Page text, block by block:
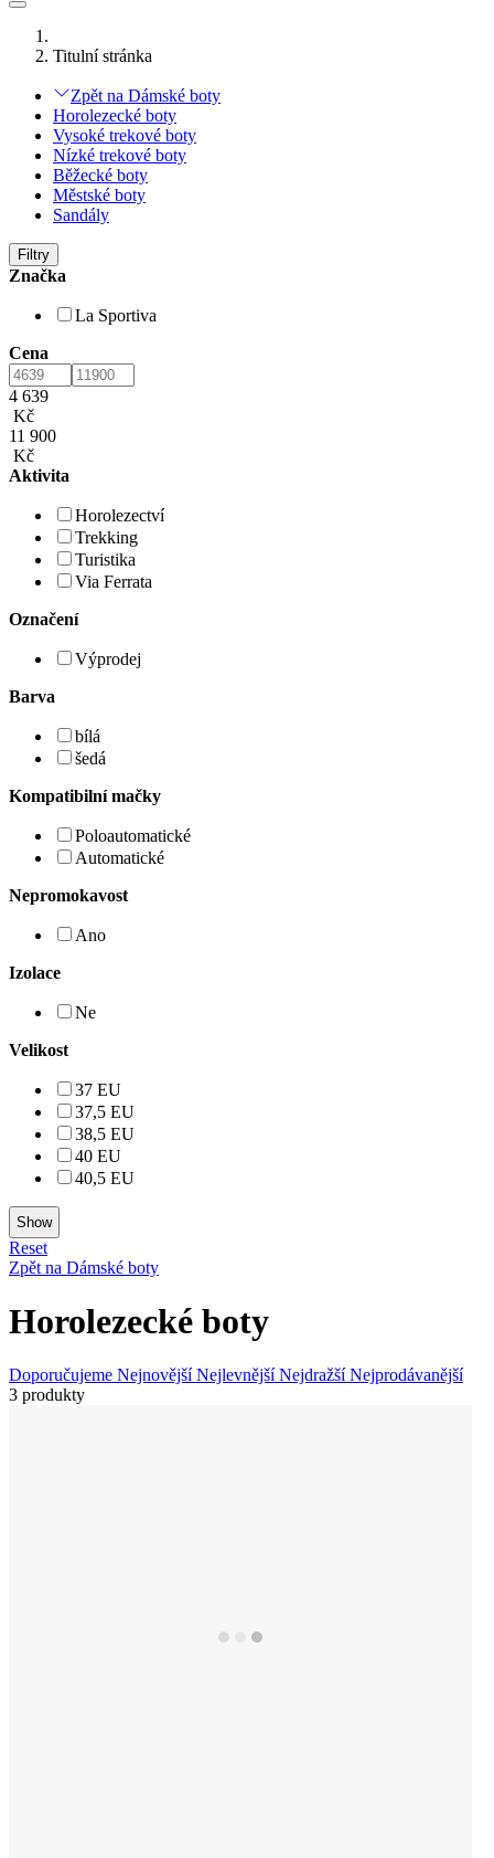
Titulní stránka
Zpět na Dámské boty
Horolezecké boty
Vysoké trekové boty
Nízké trekové boty
Běžecké boty
Městské boty
Sandály
Filtry
Značka
La Sportiva
Cena
4 639
Kč
11 900
Kč
Aktivita
Horolezectví
Trekking
Turistika
Via Ferrata
Označení
Výprodej
Barva
bílá
šedá
Kompatibilní mačky
Poloautomatické
Automatické
Nepromokavost
Ano
Izolace
Ne
Velikost
37 EU
37,5 EU
38,5 EU
40 EU
40,5 EU
Reset
Zpět na Dámské boty
Horolezecké boty
Doporučujeme NejnovějšíNejlevnějšíNejdražšíNejprodávanější
3 produkty